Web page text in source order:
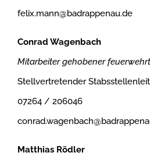
felix.mann@badrappenau.de
Conrad Wagenbach
Mitarbeiter gehobener
Stellvertretender
07264 / 206046
Matthias Rödler